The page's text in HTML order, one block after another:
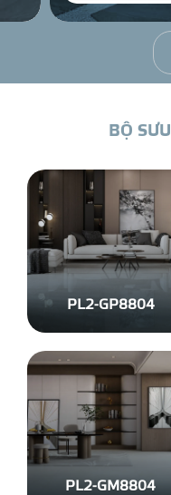
BỘ SƯU
PL2-GP8804
PL2-GM8804